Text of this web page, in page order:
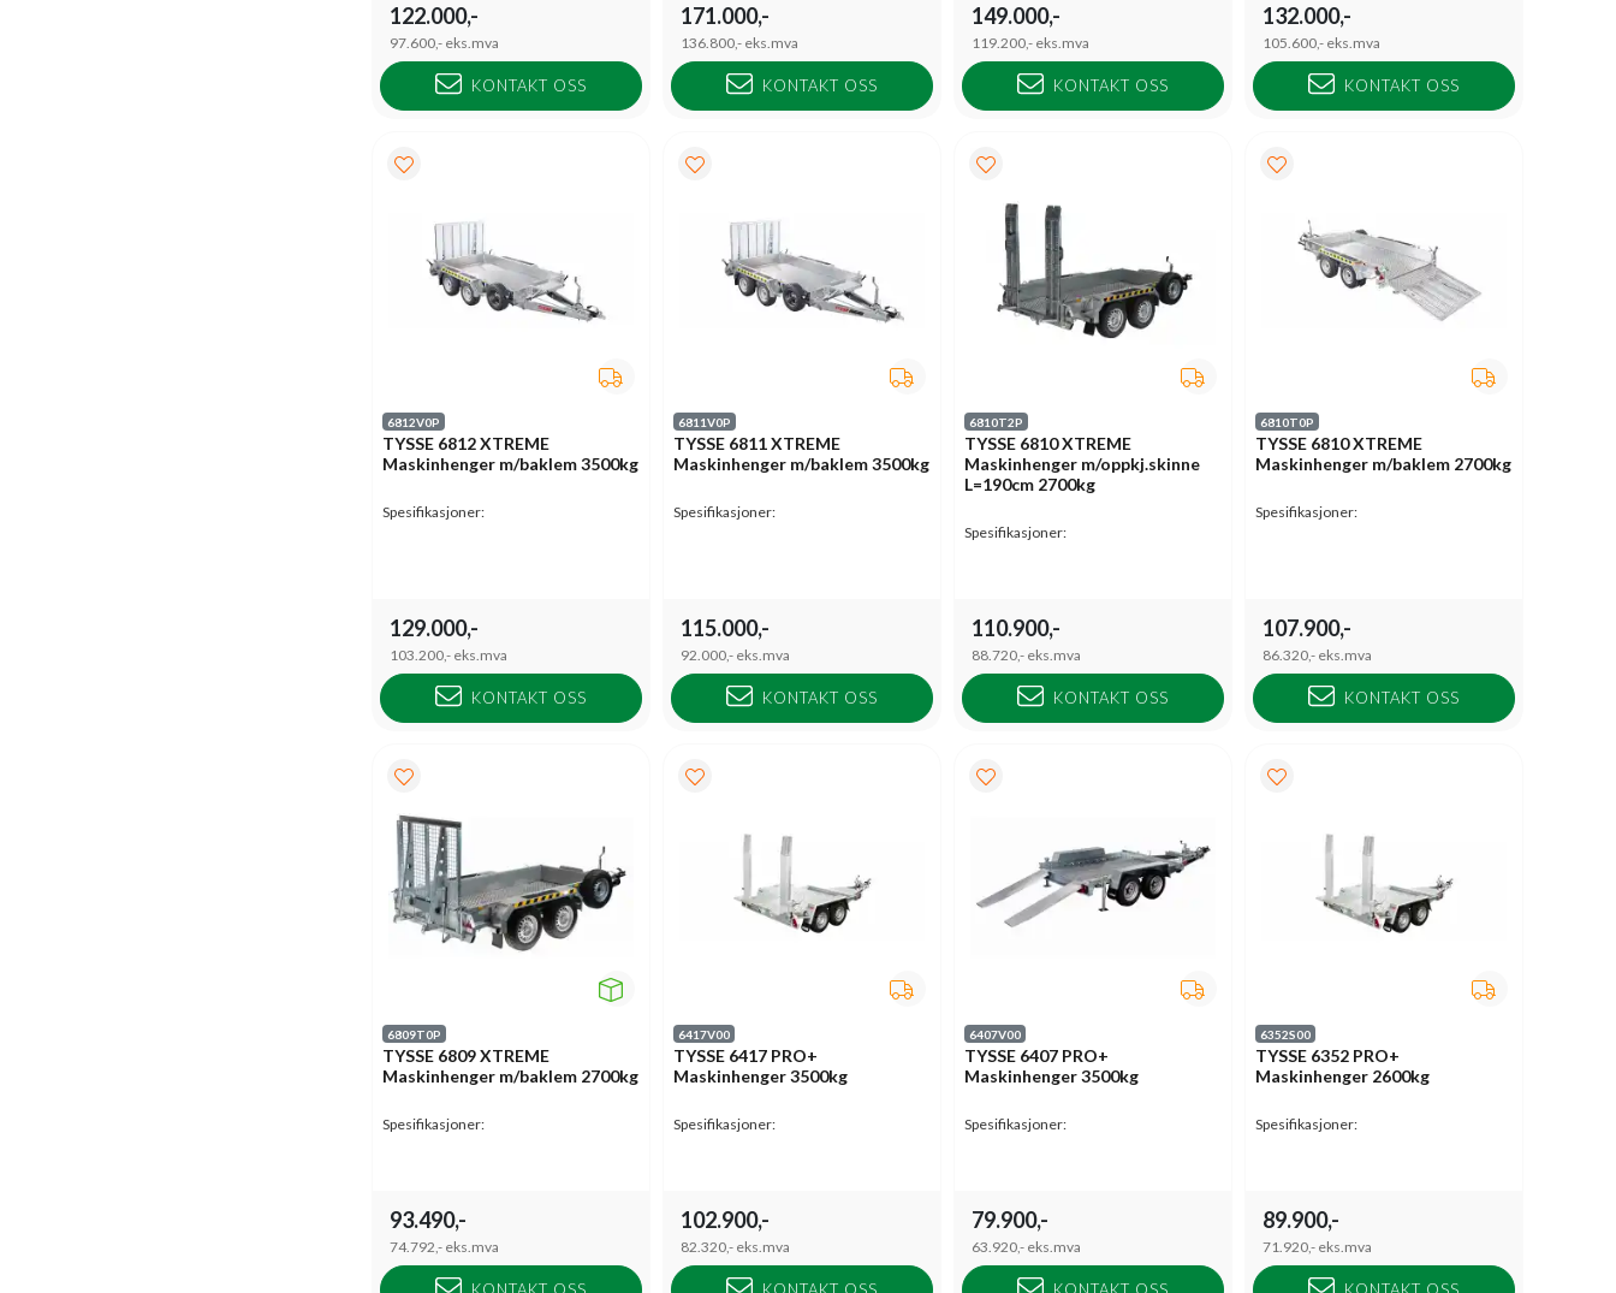
122.000,-
97.600,- eks.mva
KONTAKT OSS
171.000,-
136.800,- eks.mva
KONTAKT OSS
149.000,-
119.200,- eks.mva
KONTAKT OSS
132.000,-
105.600,- eks.mva
KONTAKT OSS
6812V0P
TYSSE 6812 XTREME
Maskinhenger m/baklem 3500kg
Spesifikasjoner:
129.000,-
103.200,- eks.mva
KONTAKT OSS
6811V0P
TYSSE 6811 XTREME
Maskinhenger m/baklem 3500kg
Spesifikasjoner:
115.000,-
92.000,- eks.mva
KONTAKT OSS
6810T2P
TYSSE 6810 XTREME
Maskinhenger m/oppkj.skinne
L=190cm 2700kg
Spesifikasjoner:
110.900,-
88.720,- eks.mva
KONTAKT OSS
6810T0P
TYSSE 6810 XTREME
Maskinhenger m/baklem 2700kg
Spesifikasjoner:
107.900,-
86.320,- eks.mva
KONTAKT OSS
6809T0P
TYSSE 6809 XTREME
Maskinhenger m/baklem 2700kg
Spesifikasjoner:
93.490,-
74.792,- eks.mva
6417V00
TYSSE 6417 PRO+
Maskinhenger 3500kg
Spesifikasjoner:
102.900,-
82.320,- eks.mva
6407V00
TYSSE 6407 PRO+
Maskinhenger 3500kg
Spesifikasjoner:
79.900,-
63.920,- eks.mva
6352S00
TYSSE 6352 PRO+
Maskinhenger 2600kg
Spesifikasjoner:
89.900,-
71.920,- eks.mva